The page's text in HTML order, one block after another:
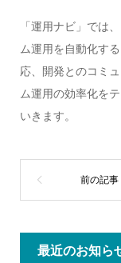
「運用ナビ」では
ム運用を自動化す
応、開発とのコミ
ム運用の効率化を
いきます。
最近のお知ら